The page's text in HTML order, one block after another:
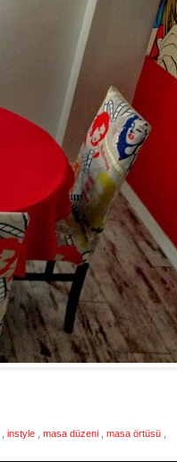
instyle masa düzeni masa örtüsü